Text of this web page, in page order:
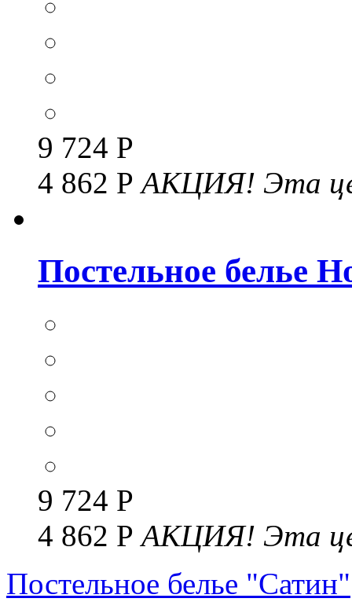
9 724 Р
4 862 РАКЦИЯ! Эта
Постельное белье
9 724 Р
4 862 РАКЦИЯ! Эта
Постельное белье "Сатин"